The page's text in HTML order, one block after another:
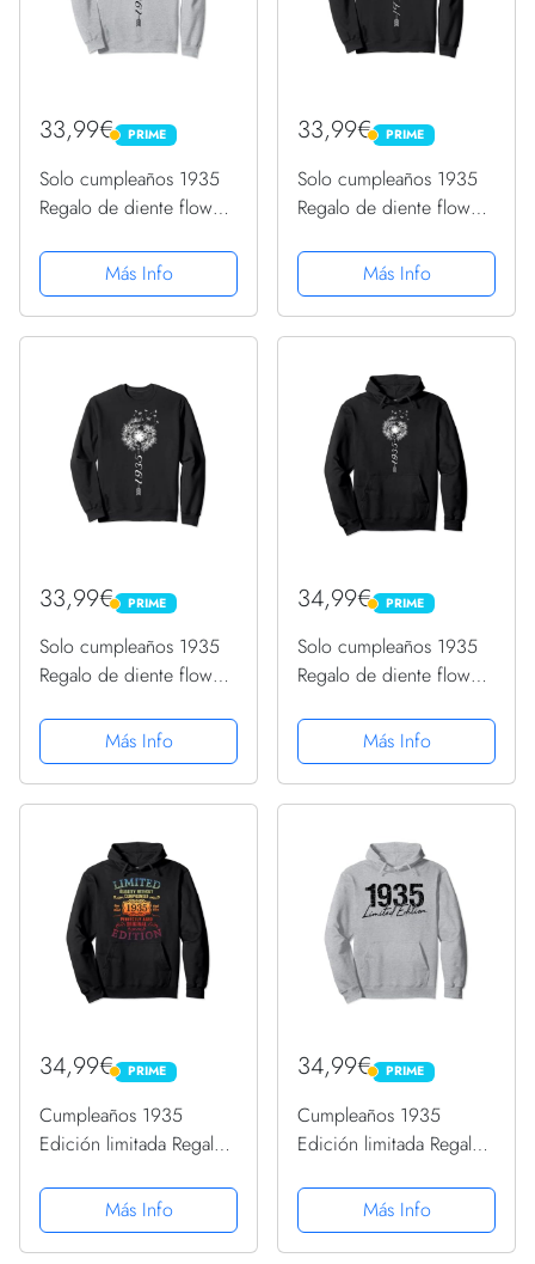
33,99€ PRIME
PRIME
Solo cumpleaños 1935
Regalo de diente flower
Más Info
33,99€ PRIME
PRIME
Solo cumpleaños 1935
Regalo de diente flower
Más Info
33,99€ PRIME
PRIME
Solo cumpleaños 1935
Regalo de diente flower
Más Info
34,99€ PRIME
PRIME
Solo cumpleaños 1935
Regalo de diente flower
con Capucha
Más Info
34,99€ PRIME
PRIME
Cumpleaños 1935
Edición limitada Regalo
Sudadera con Capucha
Más Info
34,99€ PRIME
PRIME
Cumpleaños 1935
Edición limitada Regalo
Sudadera con Capucha
Más Info